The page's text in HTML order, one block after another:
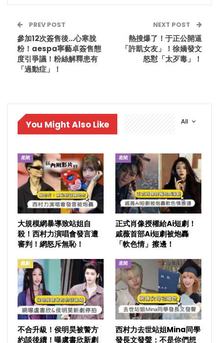
PREV POST
參加12次簽售後…心寒脫
粉！aespa寧藝卓簽售態
度引爭議！粉絲解釋患有
「過動症」！
NEXT POST
熱搜爆了！于正公開逼
「許凱女友」！徐嬌發文
怒懟「太歹毒」！
All
You Might Also Like
星聞
大規模網暴導致站姐自
殺！西村力演唱會發言遭
審判！網怒斥無恥！
星聞
正式肖像授權給Ai短劇！
戚薇首部Ai短劇被炮轟
「軟色情」擦邊！
戲劇
不合升級！侯明昊被警方
約談後續！曝虞書欣新劇
星聞
西村力去世站姐Mina同學
發長文發聲：不是你們想